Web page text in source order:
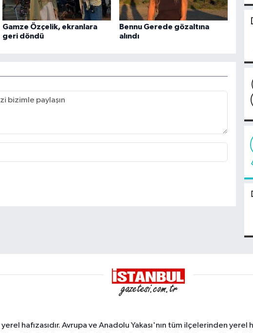
Gamze Özçelik, ekranlara
geri döndü
Bennu Gerede gözaltına
alındı
hafızasıdır. Avrupa ve Anadolu Yakası'nın tüm ilçelerinden